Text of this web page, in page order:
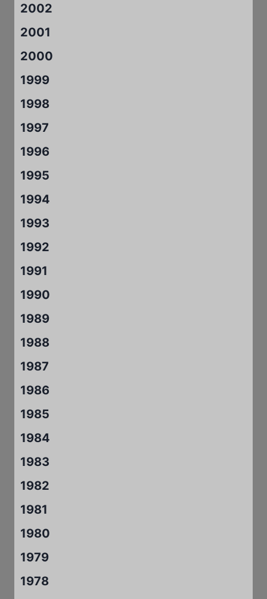
2002
2001
2000
1999
1998
1997
1996
1995
1994
1993
1992
1991
1990
1989
1988
1987
1986
1985
1984
1983
1982
1981
1980
1979
1978